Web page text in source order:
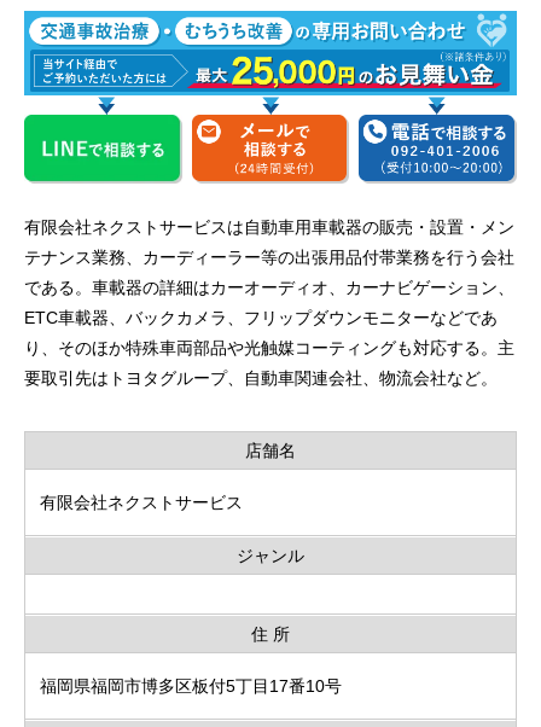
有限会社ネクストサービスは自動車用車載器の販売・設置・メン
テナンス業務、カーディーラー等の出張用品付帯業務を行う会社
である。車載器の詳細はカーオーディオ、カーナビゲーション、
ETC車載器、バックカメラ、フリップダウンモニターなどであ
り、そのほか特殊車両部品や光触媒コーティングも対応する。主
要取引先はトヨタグループ、自動車関連会社、物流会社など。
店舗名
有限会社ネクストサービス
ジャンル
住 所
福岡県福岡市博多区板付5丁目17番10号